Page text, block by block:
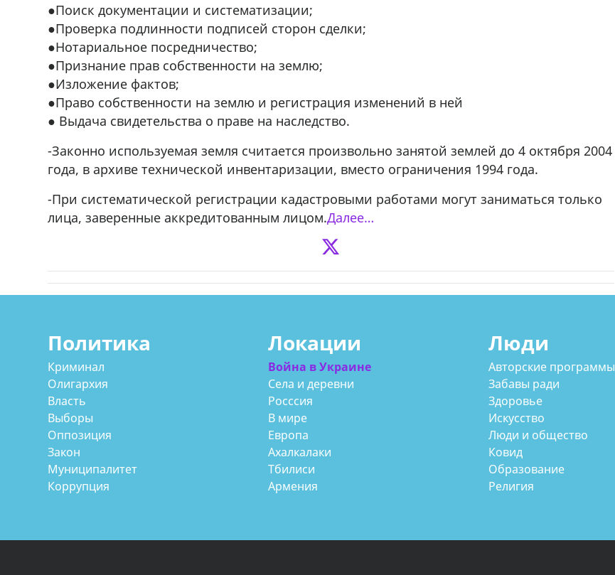
●Поиск документации и систематизации;
●Проверка подлинности подписей сторон сделки;
●Нотариальное посредничество;
●Признание прав собственности на землю;
●Изложение фактов;
●Право собственности на землю и регистрация изменений в ней
● Выдача свидетельства о праве на наследство.
-Законно используемая земля считается произвольно занятой землей до 4 октября 2004
года, в архиве технической инвентаризации, вместо ограничения 1994 года.
-При систематической регистрации кадастровыми работами могут заниматься только
лица, заверенные аккредитованным лицом.Далее…
Политика
Криминал
Олигархия
Власть
Выборы
Оппозиция
Закон
Муниципалитет
Коррупция
Локации
Война в Украине
Села и деревни
Росссия
В мире
Европа
Ахалкалаки
Тбилиси
Армения
Люди
Авторские программы
Забавы ради
Здоровье
Искусство
Люди и общество
Ковид
Образование
Религия